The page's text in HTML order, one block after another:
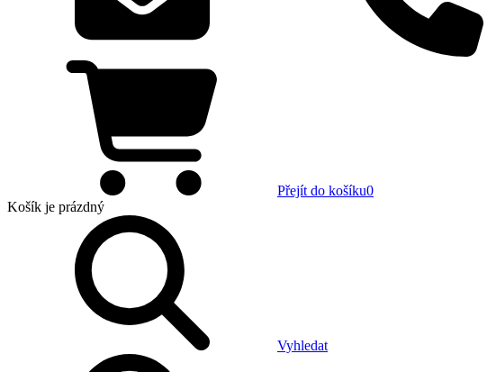
Přejít do košíku0
Košík je prázdný
Vyhledat